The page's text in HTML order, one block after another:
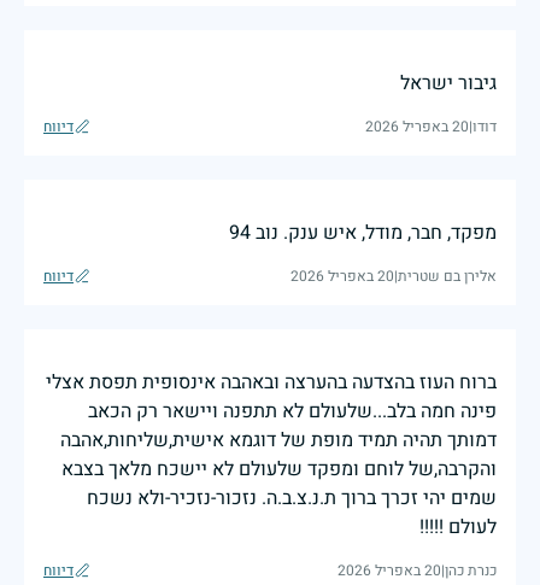
גיבור ישראל
דודו|20 באפריל 2026 דיווח
מפקד, חבר, מודל, איש ענק. נוב 94
אלירן בם שטרית|20 באפריל 2026 דיווח
ברוח העוז בהצדעה בהערצה ובאהבה אינסופית תפסת אצלי
פינה חמה בלב...שלעולם לא תתפנה ויישאר רק הכאב
דמותך תהיה תמיד מופת של דוגמא אישית,שליחות,אהבה
והקרבה,של לוחם ומפקד שלעולם לא יישכח מלאך בצבא
שמים יהי זכרך ברוך ת.נ.צ.ב.ה. נזכור-נזכיר-ולא נשכח
לעולם !!!!!
כנרת כהן|20 באפריל 2026 דיווח